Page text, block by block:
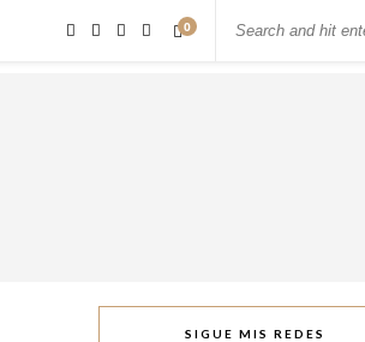
0
SIGUE MIS REDES